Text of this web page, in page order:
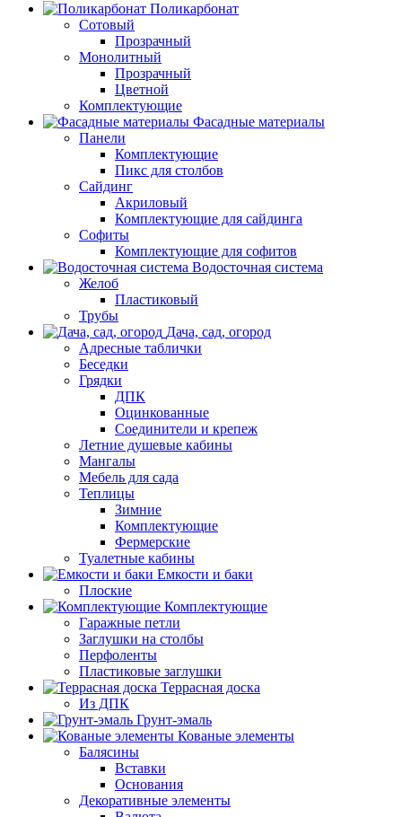
Поликарбонат
Сотовый
Прозрачный
Монолитный
Прозрачный
Цветной
Комплектующие
Фасадные материалы
Панели
Комплектующие
Пикс для столбов
Сайдинг
Акриловый
Комплектующие для сайдинга
Софиты
Комплектующие для софитов
Водосточная система
Желоб
Пластиковый
Трубы
Дача, сад, огород
Адресные таблички
Беседки
Грядки
ДПК
Оцинкованные
Соединители и крепеж
Летние душевые кабины
Мангалы
Мебель для сада
Теплицы
Зимние
Комплектующие
Фермерские
Туалетные кабины
Емкости и баки
Плоские
Комплектующие
Гаражные петли
Заглушки на столбы
Перфоленты
Пластиковые заглушки
Террасная доска
Из ДПК
Грунт-эмаль
Кованые элементы
Балясины
Вставки
Основания
Декоративные элементы